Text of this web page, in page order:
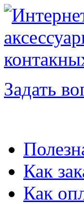
Задать
Как
Как